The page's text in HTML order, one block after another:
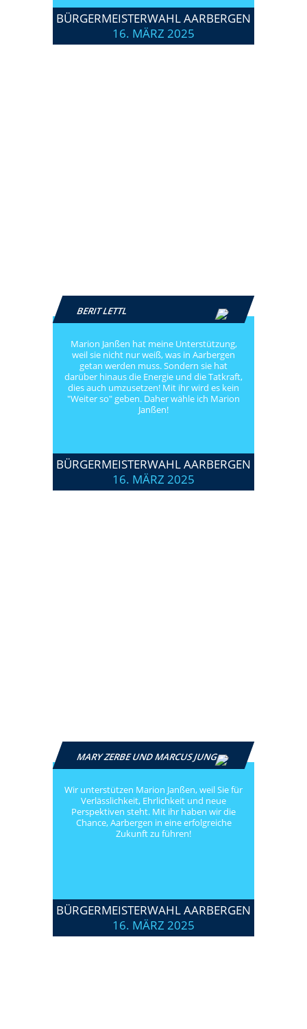
BÜRGERMEISTERWAHL AARBERGEN
16. MÄRZ 2025
BERIT LETTL
Marion Janßen hat meine Unterstützung,
weil sie nicht nur weiß, was in Aarbergen
getan werden muss. Sondern sie hat
darüber hinaus die Energie und die Tatkraft,
dies auch umzusetzen! Mit ihr wird es kein
"Weiter so" geben. Daher wähle ich Marion
Janßen!
BÜRGERMEISTERWAHL AARBERGEN
16. MÄRZ 2025
MARY ZERBE UND MARCUS JUNG
Wir unterstützen Marion Janßen, weil Sie für
Verlässlichkeit, Ehrlichkeit und neue
Perspektiven steht. Mit ihr haben wir die
Chance, Aarbergen in eine erfolgreiche
Zukunft zu führen!
BÜRGERMEISTERWAHL AARBERGEN
16. MÄRZ 2025